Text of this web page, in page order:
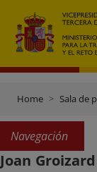
Home Sala de
Navegación
Joan